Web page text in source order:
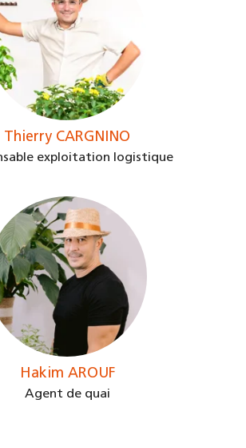
Thierry CARGNINO
exploitation logistique
Hakim AROUF
Agent de quai